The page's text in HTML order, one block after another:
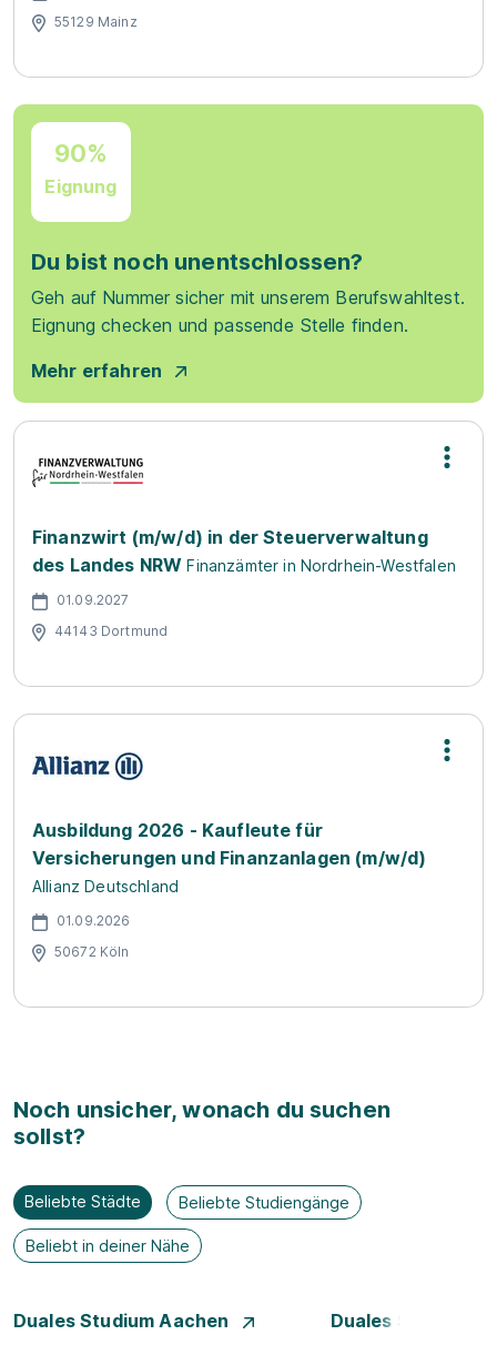
55129 Mainz
90%
Eignung
Du bist noch unentschlossen?
Geh auf Nummer sicher mit unserem Berufswahltest.
Eignung checken und passende Stelle finden.
Mehr erfahren
Finanzwirt (m/w/d) in der Steuerverwaltung
des Landes NRW Finanzämter in Nordrhein-Westfalen
01.09.2027
44143 Dortmund
Ausbildung 2026 - Kaufleute für
Versicherungen und Finanzanlagen (m/w/d)
Allianz Deutschland
01.09.2026
50672 Köln
Noch unsicher, wonach du suchen
sollst?
Beliebte Städte Beliebte Studiengänge
Beliebt in deiner Nähe
Duales Studium Aachen
Duales Studium